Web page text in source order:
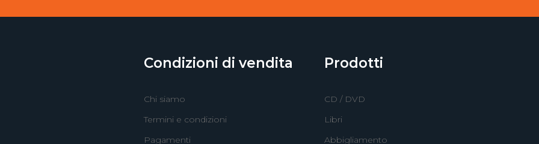
Condizioni di vendita
Chi siamo
Termini e condizioni
Pagamenti
Prodotti
CD / DVD
Libri
Abbigliamento